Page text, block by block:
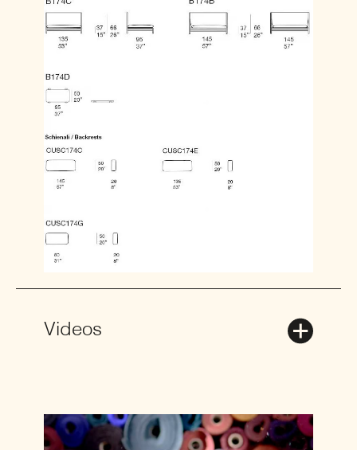
Videos